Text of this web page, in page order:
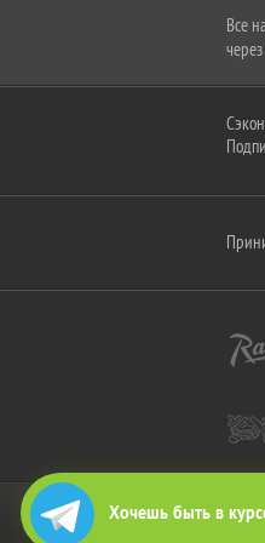
Хочешь быть в
Все
2010-
Все